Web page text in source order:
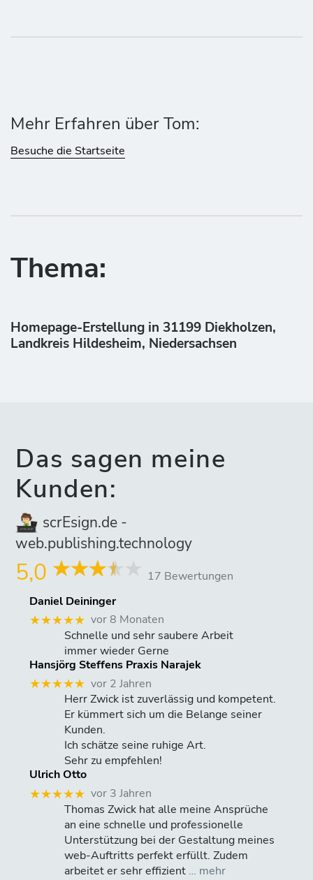
Mehr Erfahren über Tom:
Besuche die Startseite
Thema:
Homepage-Erstellung in 31199 Diekholzen,
Landkreis Hildesheim, Niedersachsen
Das sagen meine
Kunden:
scrEsign.de -
web.publishing.technology
5,0
17 Bewertungen
Daniel Deininger
★★★★★ vor 8 Monaten
Schnelle und sehr saubere Arbeit
immer wieder Gerne
Hansjörg Steffens Praxis Narajek
★★★★★ vor 2 Jahren
Herr Zwick ist zuverlässig und kompetent.
Er kümmert sich um die Belange seiner
Kunden.
Ich schätze seine ruhige Art.
Sehr zu empfehlen!
Ulrich Otto
★★★★★ vor 3 Jahren
Thomas Zwick hat alle meine Ansprüche
an eine schnelle und professionelle
Unterstützung bei der Gestaltung meines
web-Auftritts perfekt erfüllt. Zudem
arbeitet er sehr effizient … mehr